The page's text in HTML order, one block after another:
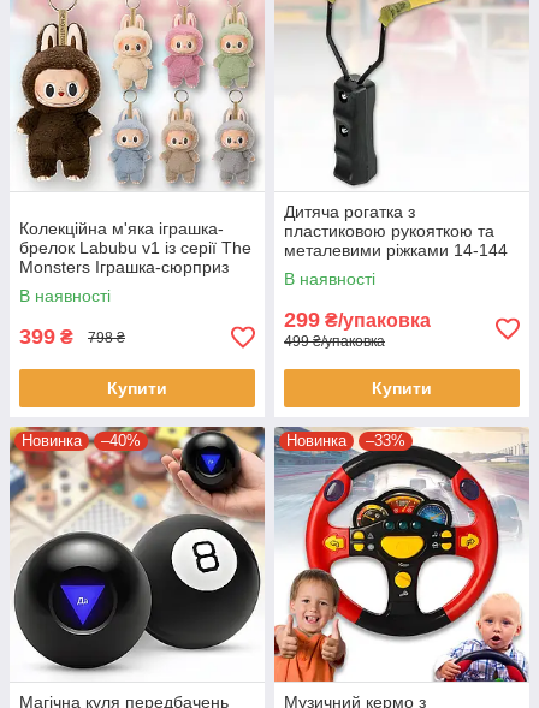
Колекційна м'яка іграшка-
брелок Labubu v1 із серії The
Monsters Іграшка-сюрприз
В наявності
399 ₴ 798 ₴
Купити
Дитяча рогатка з
пластиковою рукояткою та
металевими ріжками 14-144
Упаковка 10 шт.
В наявності
299 ₴/упаковка
499 ₴/упаковка
Купити
Новинка –40%
Магічна куля передбачень
Новинка –33%
Музичний кермо з